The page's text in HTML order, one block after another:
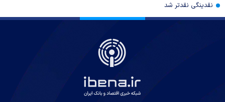
نقدینگی نقدتر شد